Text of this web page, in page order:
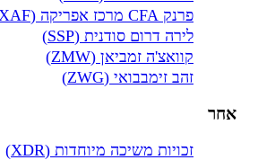
פרנק CFA מרכז אפריקה (XAF)
לירה דרום סודנית (SSP)
קוואצ'ה זמביאן (ZMW)
זהב זימבבואי (ZWG)
אחר
זכויות משיכה מיוחדות (XDR)